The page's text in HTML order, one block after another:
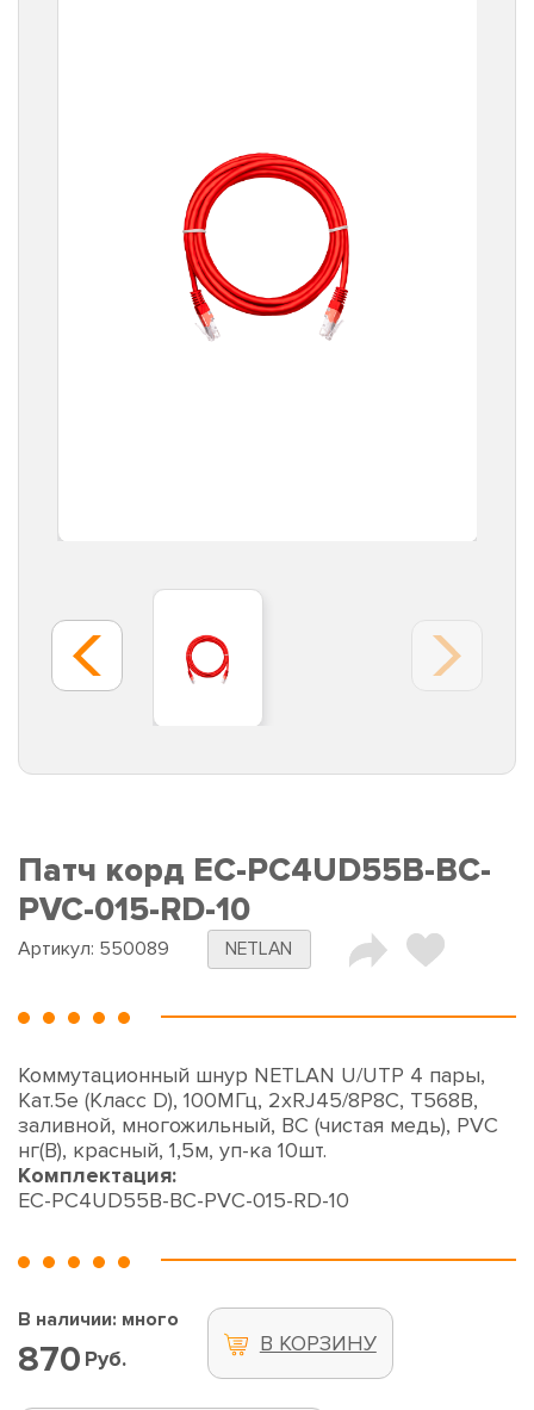
Патч корд EC-PC4UD55B-BC-
PVC-015-RD-10
Артикул: 550089 NETLAN
Коммутационный шнур NETLAN U/UTP 4 пары,
Кат.5е (Класс D), 100МГц, 2хRJ45/8P8C, T568B,
заливной, многожильный, BC (чистая медь), PVC
нг(B), красный, 1,5м, уп-ка 10шт.
Комплектация:
EC-PC4UD55B-BC-PVC-015-RD-10
В наличии: много
870 Руб.
В КОРЗИНУ